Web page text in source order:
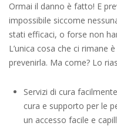
Ormai il danno è fatto! E
impossibile siccome
stati efficaci, o forse non
L’unica cosa che ci rimane
prevenirla. Ma come? Lo
Servizi di cura
cura e supporto per le
un accesso facile e